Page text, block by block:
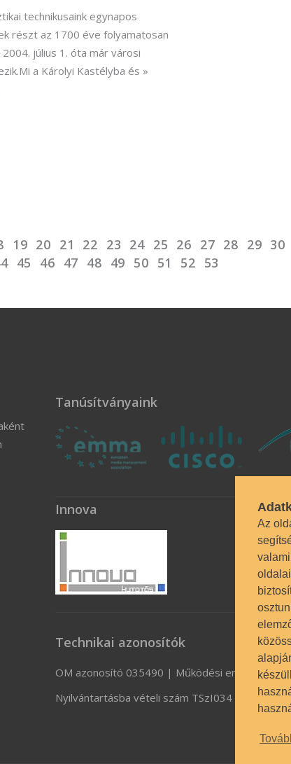
Az
technikusaink egynapos
részt az 1700 éve folyamatosan
július 1. óta már városi
a Károlyi Kastélyba és
19 20 21 22 23 24 25 26 27 28 29 30
45 46 47 48 49 50 51 52 53
Tanúsítványaink
Innova
Technikai azonosítók
OM azonosító 035490 | Működési engedély
Nyilvántartásba vételi szám TSzI034